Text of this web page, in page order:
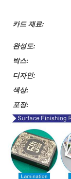
카드 재료:
완성도:
박스:
디자인:
색상:
포장: